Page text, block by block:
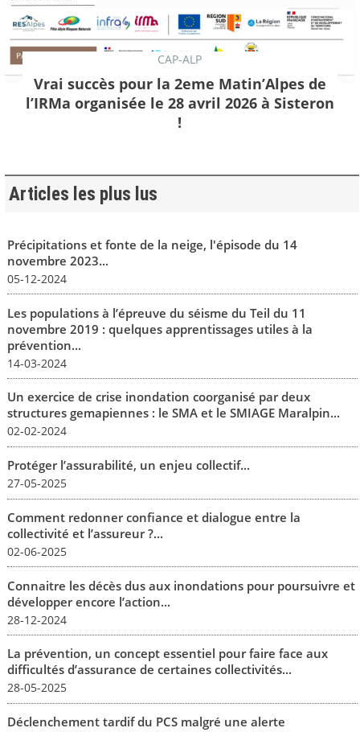
CAP-ALP
Vrai succès pour la 2eme Matin’Alpes de
l’IRMa organisée le 28 avril 2026 à Sisteron
!
Articles les plus lus
Précipitations et fonte de la neige, l'épisode du 14
novembre 2023...
05-12-2024
Les populations à l’épreuve du séisme du Teil du 11
novembre 2019 : quelques apprentissages utiles à la
prévention...
14-03-2024
Un exercice de crise inondation coorganisé par deux
structures gemapiennes : le SMA et le SMIAGE Maralpin...
02-02-2024
Protéger l’assurabilité, un enjeu collectif...
27-05-2025
Comment redonner confiance et dialogue entre la
collectivité et l’assureur ?...
02-06-2025
Connaitre les décès dus aux inondations pour poursuivre et
développer encore l’action...
28-12-2024
La prévention, un concept essentiel pour faire face aux
difficultés d’assurance de certaines collectivités...
28-05-2025
Déclenchement tardif du PCS malgré une alerte